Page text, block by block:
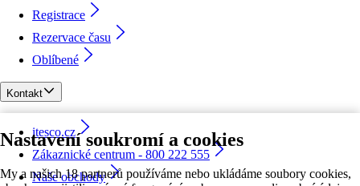
Nastavení soukromí a cookies
My a našich 18 partnerů používáme nebo ukládáme soubory cookies,
Registrace
Rezervace času
Oblíbené
Kontakt
itesco.cz
Zákaznické centrum - 800 222 555
Naše obchody